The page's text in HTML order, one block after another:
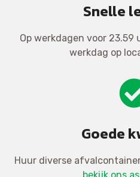
Snelle
Op werkdagen voor
werkdag op
Goede
Huur diverse